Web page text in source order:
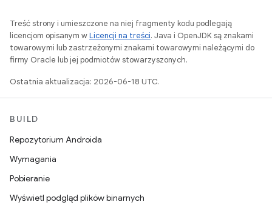
Treść strony i umieszczone na niej fragmenty kodu podlegają
licencjom opisanym wLicencji na treści. Java i OpenJDK są znakami
towarowymi lub zastrzeżonymi znakami towarowymi należącymi do
firmy Oracle lub jej podmiotów stowarzyszonych.
Ostatnia aktualizacja: 2026-06-18 UTC.
BUILD
Repozytorium Androida
Wymagania
Pobieranie
Wyświetl podgląd plików binarnych